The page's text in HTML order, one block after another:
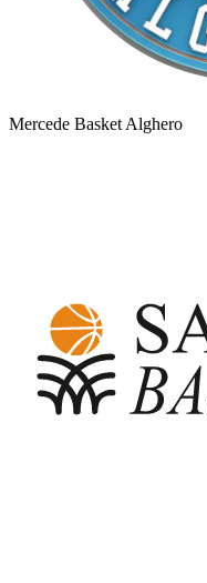
Mercede Basket Alghero